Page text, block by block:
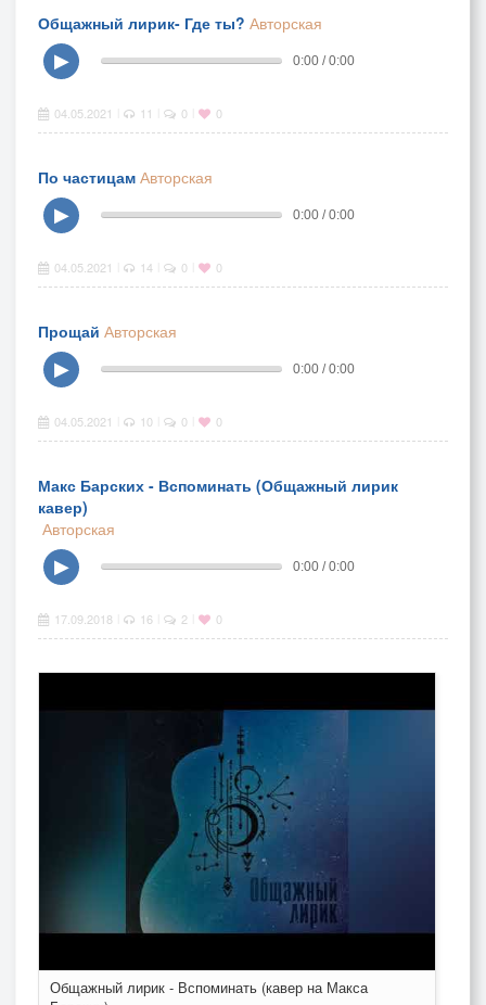
Общажный лирик- Где ты? Авторская
▶
0:00 / 0:00
04.05.2021 11 0 0
По частицам Авторская
▶
0:00 / 0:00
04.05.2021 14 0 0
Прощай Авторская
▶
0:00 / 0:00
04.05.2021 10 0 0
Макс Барских - Вспоминать (Общажный лирик
кавер)
Авторская
▶
0:00 / 0:00
17.09.2018 16 2 0
Общажный лирик - Вспоминать (кавер на Макса